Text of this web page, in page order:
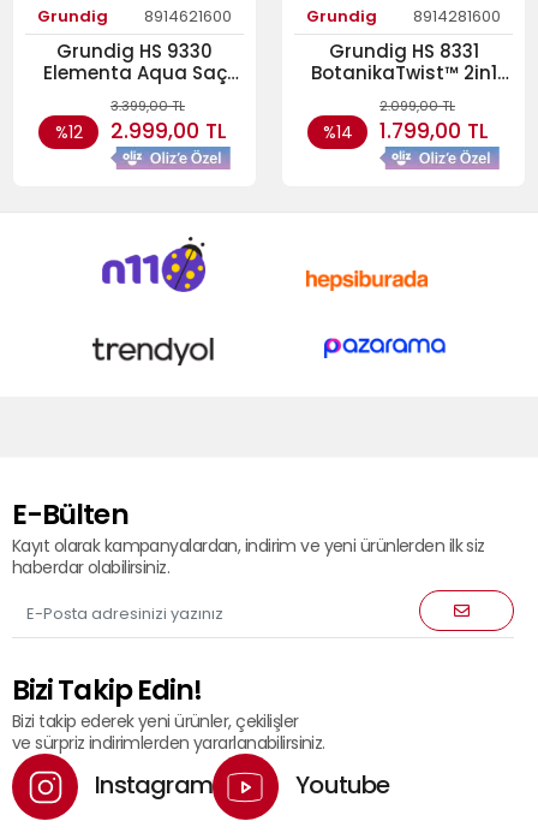
Grundig 8914621600
Grundig HS 9330
Elementa Aqua Saç
Düzleştirici
%12
3.399,00 TL
2.999,00 TL
Grundig 8914281600
Grundig HS 8331
BotanikaTwist™ 2in1
Saç Düzleştirici
%14
2.099,00 TL
1.799,00 TL
E-Bülten
Kayıt olarak kampanyalardan, indirim ve yeni ürünlerden ilk siz
haberdar olabilirsiniz.
Bizi Takip Edin!
Bizi takip ederek yeni ürünler, çekilişler
ve sürpriz indirimlerden yararlanabilirsiniz.
Instagram Youtube